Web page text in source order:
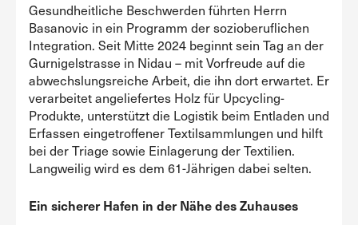
Gesundheitliche Beschwerden führten Herrn
Basanovic in ein Programm der sozioberuflichen
Integration. Seit Mitte 2024 beginnt sein Tag an der
Gurnigelstrasse in Nidau – mit Vorfreude auf die
abwechslungsreiche Arbeit, die ihn dort erwartet. Er
verarbeitet angeliefertes Holz für Upcycling-
Produkte, unterstützt die Logistik beim Entladen und
Erfassen eingetroffener Textilsammlungen und hilft
bei der Triage sowie Einlagerung der Textilien.
Langweilig wird es dem 61-Jährigen dabei selten.
Ein sicherer Hafen in der Nähe des Zuhauses